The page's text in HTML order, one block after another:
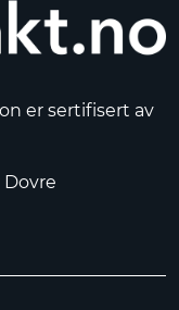
er sertifisert av